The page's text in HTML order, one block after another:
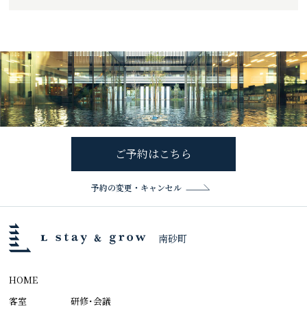
ご予約はこちら
予約の変更・キャンセル
南砂町
HOME
客室
研修･会議